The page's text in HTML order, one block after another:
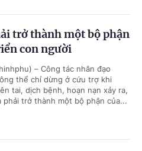
trở thành một bộ phận
con người
– Công tác nhân đạo
thể chỉ dừng ở cứu trợ khi
tai, dịch bệnh, hoạn nạn xảy ra,
phải trở thành một bộ phận của...